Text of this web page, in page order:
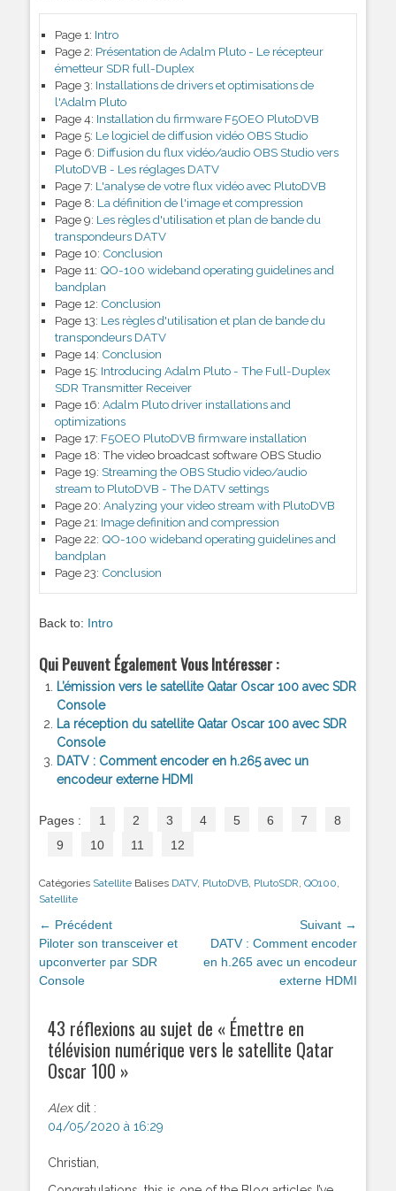
Page 1: Intro
Page 2: Présentation de Adalm Pluto - Le récepteur
émetteur SDR full-Duplex
Page 3: Installations de drivers et optimisations de
l'Adalm Pluto
Page 4: Installation du firmware F5OEO PlutoDVB
Page 5: Le logiciel de diffusion vidéo OBS Studio
Page 6: Diffusion du flux vidéo/audio OBS Studio vers
PlutoDVB - Les réglages DATV
Page 7: L'analyse de votre flux vidéo avec PlutoDVB
Page 8: La définition de l'image et compression
Page 9: Les règles d'utilisation et plan de bande du
transpondeurs DATV
Page 10: Conclusion
Page 11: QO-100 wideband operating guidelines and
bandplan
Page 12: Conclusion
Page 13: Les règles d'utilisation et plan de bande du
transpondeurs DATV
Page 14: Conclusion
Page 15: Introducing Adalm Pluto - The Full-Duplex
SDR Transmitter Receiver
Page 16: Adalm Pluto driver installations and
optimizations
Page 17: F5OEO PlutoDVB firmware installation
Page 18: The video broadcast software OBS Studio
Page 19: Streaming the OBS Studio video/audio
stream to PlutoDVB - The DATV settings
Page 20: Analyzing your video stream with PlutoDVB
Page 21: Image definition and compression
Page 22: QO-100 wideband operating guidelines and
bandplan
Page 23: Conclusion
Back to: Intro
Qui Peuvent Également Vous Intéresser :
L’émission vers le satellite Qatar Oscar 100 avec SDR
Console
La réception du satellite Qatar Oscar 100 avec SDR
Console
DATV : Comment encoder en h.265 avec un
encodeur externe HDMI
Pages : 1 2 3 4 5 6 7
8
9
10 11 12
Catégories Satellite Balises DATV, PlutoDVB, PlutoSDR, QO100,
Satellite
Navigation
de
l’article
← Précédent
Article
précédent :
Piloter son transceiver et
upconverter par SDR
Console
Suivant →
Article
suivant :
DATV : Comment encoder
en h.265 avec un encodeur
externe HDMI
43 réflexions au sujet de « Émettre en
télévision numérique vers le satellite Qatar
Oscar 100 »
Alex dit :
04/05/2020 à 16:29
Christian,